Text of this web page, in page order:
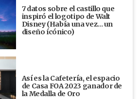
7 datos sobre el castillo que
inspiró el logotipo de Walt
Disney (Había una vez... un
diseño ícónico)
Así es la Cafetería, el espacio
de Casa FOA 2023 ganador de
la Medalla de Oro